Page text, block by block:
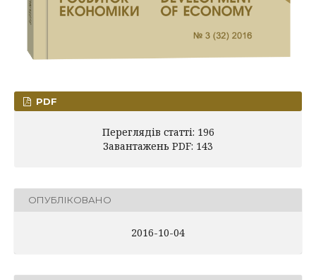
PDF
Переглядів статті: 196
Завантажень PDF: 143
ОПУБЛІКОВАНО
2016-10-04